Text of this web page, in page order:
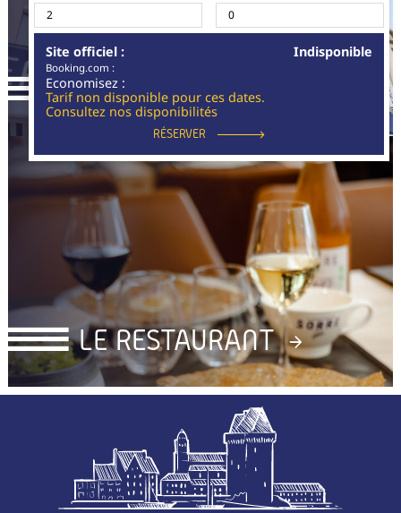
Site officiel : Indisponible
Booking.com :
Economisez :
Tarif non disponible pour ces dates.
Consultez nos disponibilités
RÉSERVER
L'HÔTEL
LE RESTAURANT